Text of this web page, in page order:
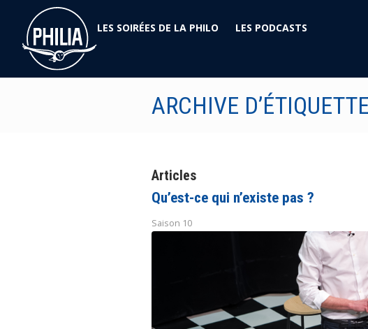
LES SOIRÉES DE LA PHILO
LES PODCASTS
ARCHIVE
Articles
Qu’est-ce qui n’existe pas ?
Saison 10